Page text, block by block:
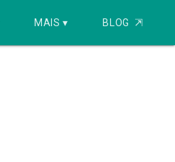
MAIS ▾ BLOG ⇱